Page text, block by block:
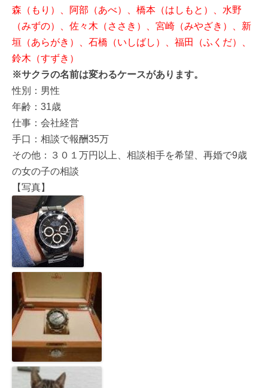
森（もり）、阿部（あべ）、橋本（はしもと）、水野
（みずの）、佐々木（ささき）、宮崎（みやざき）、新
垣（あらがき）、石橋（いしばし）、福田（ふくだ）、
鈴木（すずき）
※サクラの名前は変わるケースがあります。
性別：男性
年齢：31歳
仕事：会社経営
手口：相談で報酬35万
その他：３０１万円以上、相談相手を希望、再婚で9歳
の女の子の相談
【写真】